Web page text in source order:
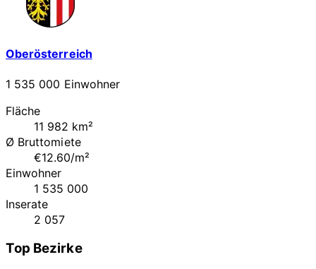
Oberösterreich
1 535 000 Einwohner
Fläche
11 982 km²
Ø Bruttomiete
€12.60/m²
Einwohner
1 535 000
Inserate
2 057
Top Bezirke